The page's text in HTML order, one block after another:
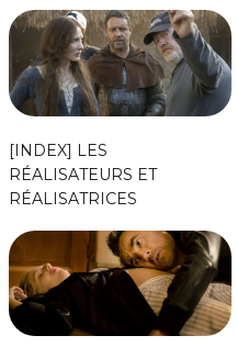
[INDEX] LES
RÉALISATEURS ET
RÉALISATRICES